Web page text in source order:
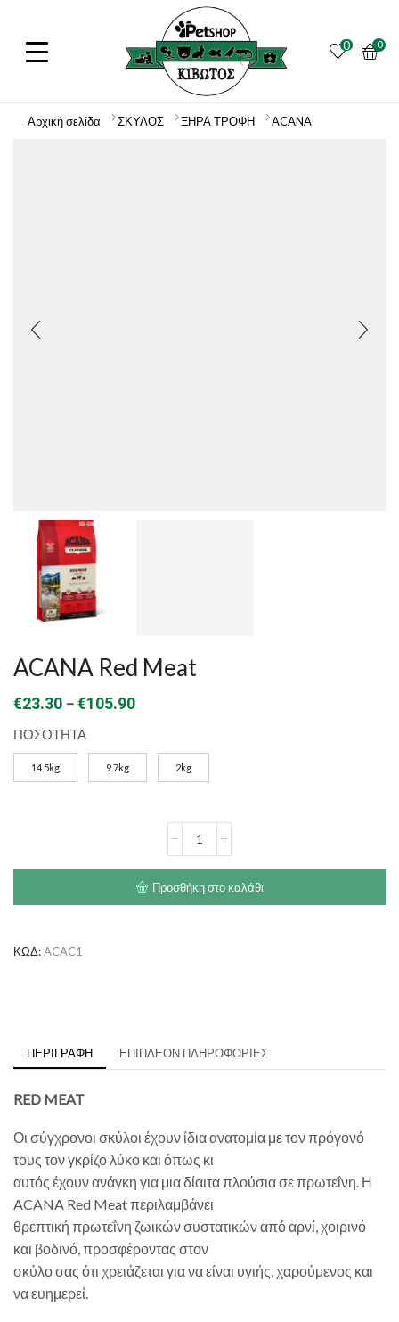
0 0
Αρχική σελίδα ΣΚΥΛΟΣ ΞΗΡΑ ΤΡΟΦΗ ACANA
ACANA Red Meat
€23.30 –€105.90Price
€23.30
through
ΠΟΣΟΤΗΤΑ
14.5kg 9.7kg 2kg
Προσθήκη στο καλάθι
ΚΩΔ:ACAC1
ΠΕΡΙΓΡΑΦΉ ΕΠΙΠΛΈΟΝ ΠΛΗΡΟΦΟΡΊΕΣ
RED MEAT
Οι σύγχρονοι σκύλοι έχουν ίδια ανατομία με τον πρόγονό
τους τον γκρίζο λύκο και όπως κι
αυτός έχουν ανάγκη για μια δίαιτα πλούσια σε πρωτεΐνη. Η
ACANA Red Meat περιλαμβάνει
θρεπτική πρωτεΐνη ζωικών συστατικών από αρνί, χοιρινό
και βοδινό, προσφέροντας στον
σκύλο σας ότι χρειάζεται για να είναι υγιής, χαρούμενος και
να ευημερεί.